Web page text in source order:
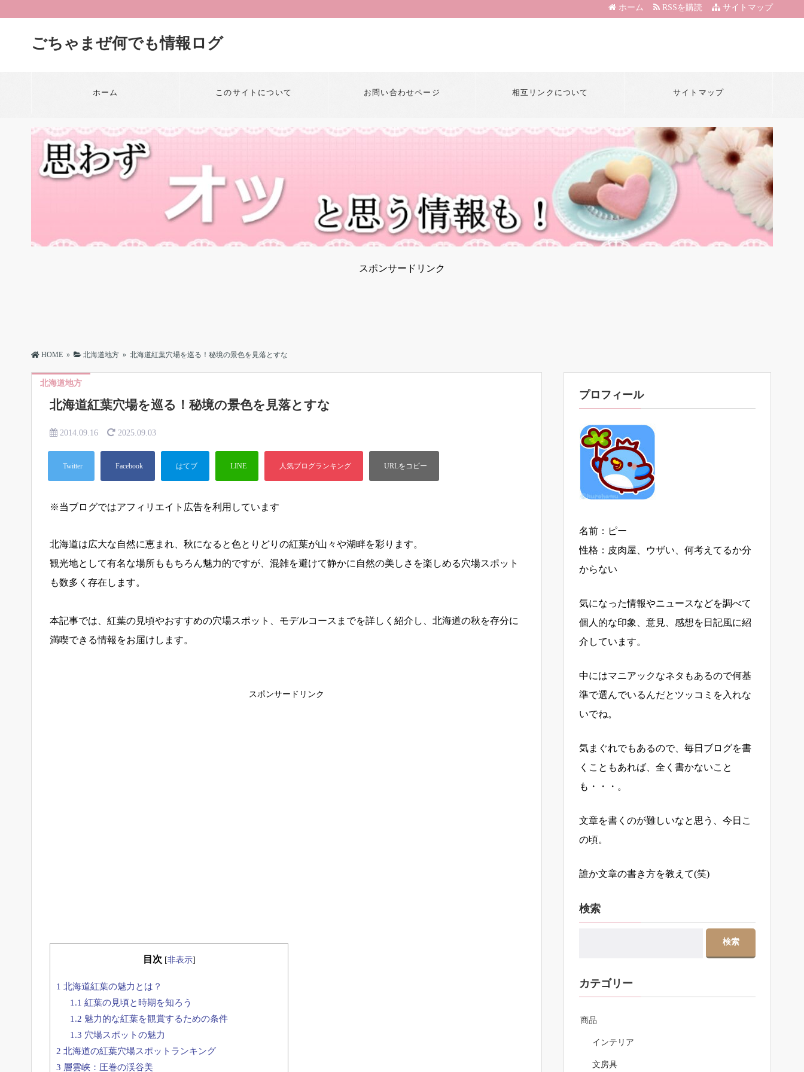
サイトマップ
RSSを購読
ホーム
ごちゃまぜ何でも情報ログ
ホーム このサイトについて お問い合わせページ 相互リンクについて サイトマップ
スポンサードリンク
HOME » 北海道地方 » 北海道紅葉穴場を巡る！秘境の景色を見落とすな
北海道地方
北海道紅葉穴場を巡る！秘境の景色を見落とすな
2014.09.16 2025.09.03
※当ブログではアフィリエイト広告を利用しています
北海道は広大な自然に恵まれ、秋になると色とりどりの紅葉が山々や湖畔を彩ります。
観光地として有名な場所ももちろん魅力的ですが、混雑を避けて静かに自然の美しさを楽しめる穴場スポット
も数多く存在します。
本記事では、紅葉の見頃やおすすめの穴場スポット、モデルコースまでを詳しく紹介し、北海道の秋を存分に
満喫できる情報をお届けします。
スポンサードリンク
目次 [非表示]
1 北海道紅葉の魅力とは？
1.1 紅葉の見頃と時期を知ろう
1.2 魅力的な紅葉を観賞するための条件
1.3 穴場スポットの魅力
2 北海道の紅葉穴場スポットランキング
3 層雲峡：圧巻の渓谷美
プロフィール
名前：ピー
性格：皮肉屋、ウザい、何考えてるか分
からない
気になった情報やニュースなどを調べて
個人的な印象、意見、感想を日記風に紹
介しています。
中にはマニアックなネタもあるので何基
準で選んでいるんだとツッコミを入れな
いでね。
気まぐれでもあるので、毎日ブログを書
くこともあれば、全く書かないこと
も・・・。
文章を書くのが難しいなと思う、今日こ
の頃。
誰か文章の書き方を教えて(笑)
検索
カテゴリー
商品
インテリア
文房具